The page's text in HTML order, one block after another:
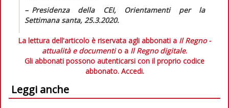
– Presidenza della CEI, Orientamenti per la
Settimana santa, 25.3.2020.
La lettura dell'articolo è riservata agli abbonati a Il Regno -
attualità e documentio a Il Regno digitale.
Gli abbonati possono autenticarsi con il proprio codice
abbonato. Accedi.
Leggi anche